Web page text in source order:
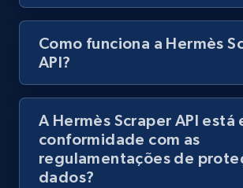
Como funciona a Hermès
API?
A Hermès Scraper API está
conformidade com as
regulamentações de
dados?